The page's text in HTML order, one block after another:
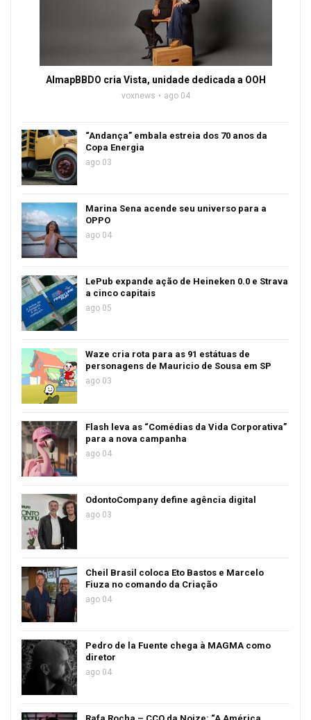
AlmapBBDO cria Vista, unidade dedicada a OOH
voxnews ago 04
“Andança” embala estreia dos 70 anos da
Copa Energia
ago 03
Marina Sena acende seu universo para a
OPPO
ago 04
LePub expande ação de Heineken 0.0 e Strava
a cinco capitais
ago 05
Waze cria rota para as 91 estátuas de
personagens de Mauricio de Sousa em SP
ago 03
Flash leva as “Comédias da Vida Corporativa”
para a nova campanha
ago 04
OdontoCompany define agência digital
ago 03
Cheil Brasil coloca Eto Bastos e Marcelo
Fiuza no comando da Criação
ago 04
Pedro de la Fuente chega à MAGMA como
diretor
ago 04